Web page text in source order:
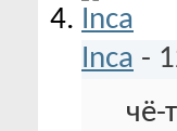
Inca -
чё-